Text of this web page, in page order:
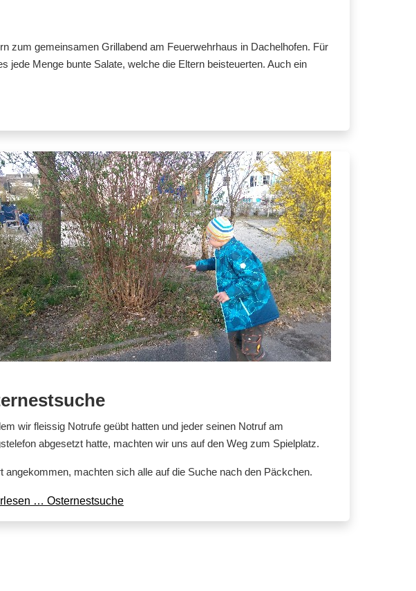
zum gemeinsamen Grillabend am Feuerwehrhaus in Dachelhofen. Für
jede Menge bunte Salate, welche die Eltern beisteuerten. Auch ein
wir fleissig Notrufe geübt hatten und jeder seinen Notruf am
abgesetzt hatte, machten wir uns auf den Weg zum Spielplatz.
angekommen, machten sich alle auf die Suche nach den Päckchen.
… Osternestsuche